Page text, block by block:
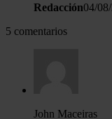
Redacción04/
5 comentarios
John Maceiras